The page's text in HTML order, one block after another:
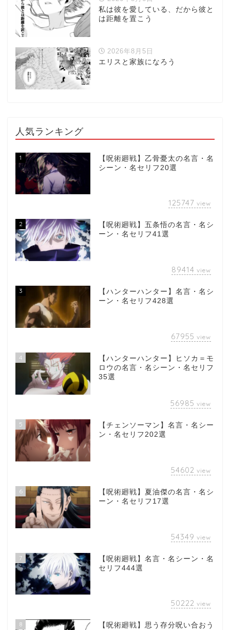
私は彼を愛している、だから彼と
は距離を置こう
2026年8月5日
エリスと家族になろう
人気ランキング
1
【呪術廻戦】乙骨憂太の名言・名
シーン・名セリフ20選
125747 view
2
【呪術廻戦】五条悟の名言・名シ
ーン・名セリフ41選
89414 view
3
【ハンターハンター】名言・名シ
ーン・名セリフ428選
67955 view
4
【ハンターハンター】ヒソカ＝モ
ロウの名言・名シーン・名セリフ
35選
56985 view
5
【チェンソーマン】名言・名シー
ン・名セリフ202選
54602 view
6
【呪術廻戦】夏油傑の名言・名シ
ーン・名セリフ17選
54349 view
7
【呪術廻戦】名言・名シーン・名
セリフ444選
50222 view
8
【呪術廻戦】思う存分呪い合おう